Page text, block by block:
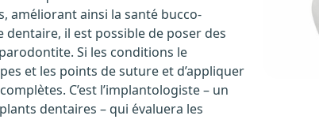
améliorant ainsi la santé bucco-
dentaire, il est possible de poser des
Si les conditions le
et les points de suture et d’appliquer
C’est l’implantologiste – un
dentaires – qui évaluera les